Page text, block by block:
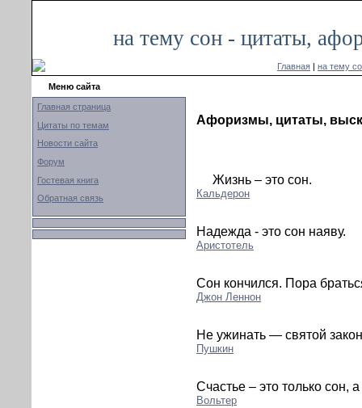
на тему сон - цитаты,
Главная | на тему
Меню сайта
Главная страница
Цитаты по темам
Новости сайта
Форум
Гостевая книга
Обратная связь
Афоризмы, цитаты,
Жизнь – это сон.
Кальдерон
Надежда - это сон наяву.
Аристотель
Сон кончился. Пора
Джон Леннон
Не ужинать — святой
Пушкин
Счастье – это только сон,
Вольтер